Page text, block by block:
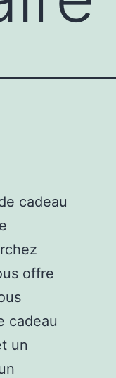
cadeau
offre
cadeau
un